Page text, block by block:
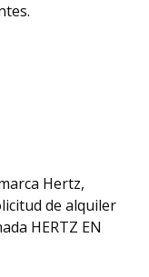
Hertz,
de alquiler
HERTZ EN